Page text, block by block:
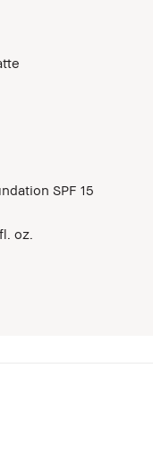
SPF 15
oz.